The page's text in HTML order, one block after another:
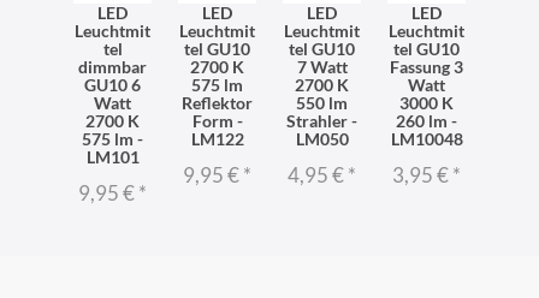
LED
Leuchtmit
tel
dimmbar
GU10 6
Watt
2700 K
575 lm -
LM101
9,95 €*
LED
Leuchtmit
tel GU10
2700 K
575 lm
Reflektor
Form -
LM122
9,95 €*
LED
Leuchtmit
tel GU10
7 Watt
2700 K
550 lm
Strahler -
LM050
4,95 €*
LED
Leuchtmit
tel GU10
Fassung 3
Watt
3000 K
260 lm -
LM10048
3,95 €*